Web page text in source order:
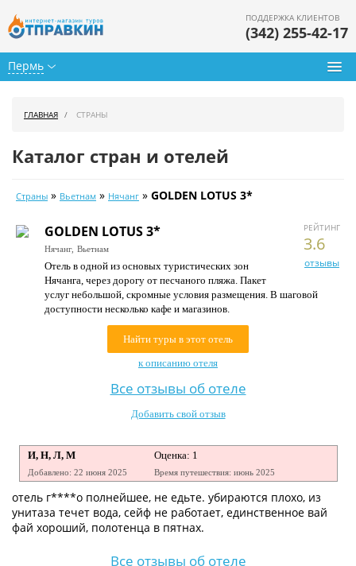
Пермь
ПОДДЕРЖКА КЛИЕНТОВ
(342) 255-42-17
Календарь туров
Цены дня
Страны
Как купить
ГЛАВНАЯ СТРАНЫ
Каталог стран и отелей
Страны » Вьетнам » Нячанг » GOLDEN LOTUS 3*
РЕЙТИНГ
3.6
отзывы
GOLDEN LOTUS 3*
Нячанг, Вьетнам
Отель в одной из основых туристических зон
Нячанга, через дорогу от песчаного пляжа. Пакет
услуг небольшой, скромные условия размещения. В шаговой
доступности несколько кафе и магазинов.
Найти туры в этот отель
к описанию отеля
Все отзывы об отеле
Добавить свой отзыв
И, Н, Л, М Оценка: 1
Добавлено: 22 июня 2025 Время путешествия: июнь 2025
отель г****о полнейшее, не едьте. убираются плохо, из
унитаза течет вода, сейф не работает, единственное вай
фай хороший, полотенца в пятнах.
Все отзывы об отеле